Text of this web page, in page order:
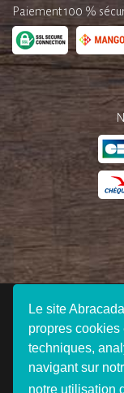
Le site
propres cookies
techniques,
navigant sur
notre utilisation
Paiement 100 %
QUI SOMMES-NOUS
CONNEXION
© 2012 - 2026
agence de voyage et ne